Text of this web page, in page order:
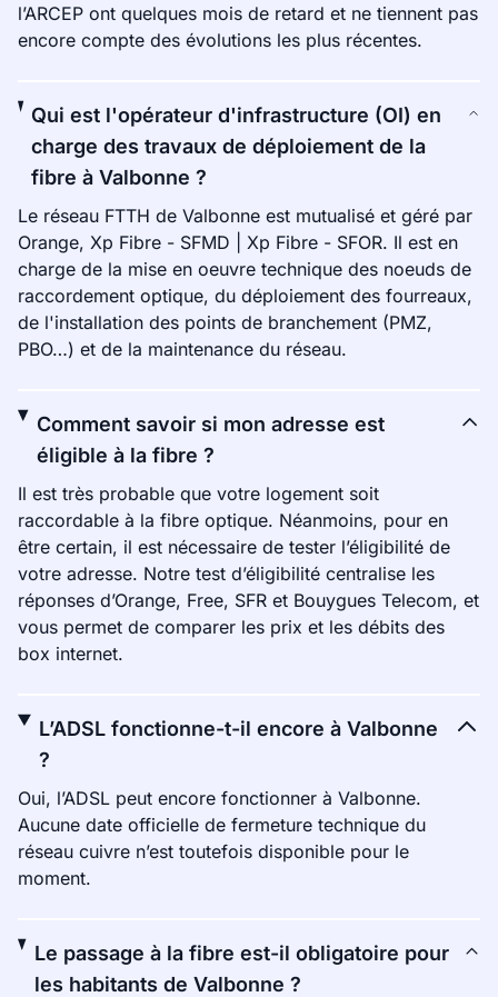
l’ARCEP ont quelques mois de retard et ne tiennent pas
encore compte des évolutions les plus récentes.
Qui est l'opérateur d'infrastructure (OI) en
charge des travaux de déploiement de la
fibre à Valbonne ?
Le réseau FTTH de Valbonne est mutualisé et géré par
Orange, Xp Fibre - SFMD | Xp Fibre - SFOR. Il est en
charge de la mise en oeuvre technique des noeuds de
raccordement optique, du déploiement des fourreaux,
de l'installation des points de branchement (PMZ,
PBO…) et de la maintenance du réseau.
Comment savoir si mon adresse est
éligible à la fibre ?
Il est très probable que votre logement soit
raccordable à la fibre optique. Néanmoins, pour en
être certain, il est nécessaire de tester l’éligibilité de
votre adresse. Notre test d’éligibilité centralise les
réponses d’Orange, Free, SFR et Bouygues Telecom, et
vous permet de comparer les prix et les débits des
box internet.
L’ADSL fonctionne-t-il encore à Valbonne
?
Oui, l’ADSL peut encore fonctionner à Valbonne.
Aucune date officielle de fermeture technique du
réseau cuivre n’est toutefois disponible pour le
moment.
Le passage à la fibre est-il obligatoire pour
les habitants de Valbonne ?